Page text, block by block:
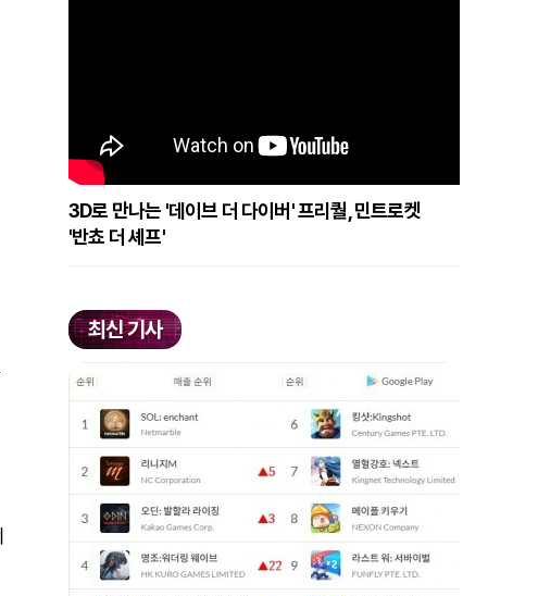
3D로 만나는 '데이브 더 다이버' 프리퀄, 민트로켓
'반쵸 더 셰프'
최신 기사